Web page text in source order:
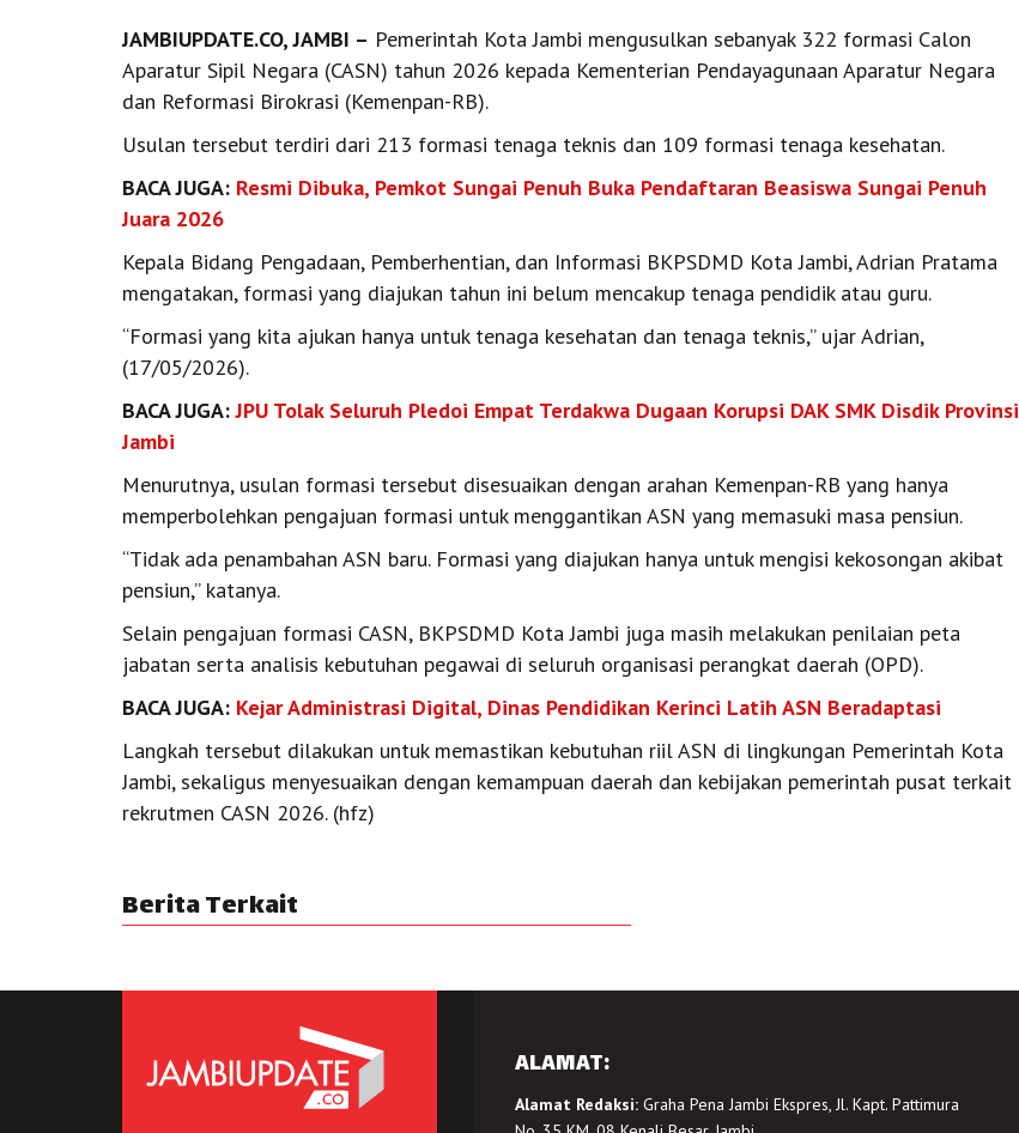
JAMBIUPDATE.CO, JAMBI – Pemerintah Kota Jambi mengusulkan sebanyak 322 formasi Calon
Aparatur Sipil Negara (CASN) tahun 2026 kepada Kementerian Pendayagunaan Aparatur Negara
dan Reformasi Birokrasi (Kemenpan-RB).
Usulan tersebut terdiri dari 213 formasi tenaga teknis dan 109 formasi tenaga kesehatan.
BACA JUGA: Resmi Dibuka, Pemkot Sungai Penuh Buka Pendaftaran Beasiswa Sungai Penuh
Juara 2026
Kepala Bidang Pengadaan, Pemberhentian, dan Informasi BKPSDMD Kota Jambi, Adrian Pratama
mengatakan, formasi yang diajukan tahun ini belum mencakup tenaga pendidik atau guru.
“Formasi yang kita ajukan hanya untuk tenaga kesehatan dan tenaga teknis,” ujar Adrian,
(17/05/2026).
BACA JUGA:JPU Tolak Seluruh Pledoi Empat Terdakwa Dugaan Korupsi DAK SMK Disdik Provinsi
Jambi
Menurutnya, usulan formasi tersebut disesuaikan dengan arahan Kemenpan-RB yang hanya
memperbolehkan pengajuan formasi untuk menggantikan ASN yang memasuki masa pensiun.
“Tidak ada penambahan ASN baru. Formasi yang diajukan hanya untuk mengisi kekosongan akibat
pensiun,” katanya.
Selain pengajuan formasi CASN, BKPSDMD Kota Jambi juga masih melakukan penilaian peta
jabatan serta analisis kebutuhan pegawai di seluruh organisasi perangkat daerah (OPD).
BACA JUGA: Kejar Administrasi Digital, Dinas Pendidikan Kerinci Latih ASN Beradaptasi
Langkah tersebut dilakukan untuk memastikan kebutuhan riil ASN di lingkungan Pemerintah Kota
Jambi, sekaligus menyesuaikan dengan kemampuan daerah dan kebijakan pemerintah pusat terkait
rekrutmen CASN 2026. (hfz)
Berita Terkait
ALAMAT:
Alamat Redaksi:Graha Pena Jambi Ekspres, Jl. Kapt. Pattimura